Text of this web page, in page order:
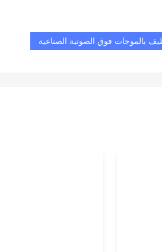
بالموجات فوق الصوتية الصناعية